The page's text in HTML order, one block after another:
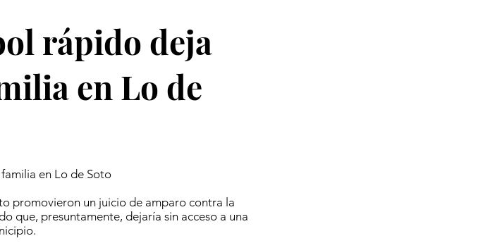
rápido deja
en Lo de
en Lo de Soto
promovieron un juicio de amparo contra la
que, presuntamente, dejaría sin acceso a una